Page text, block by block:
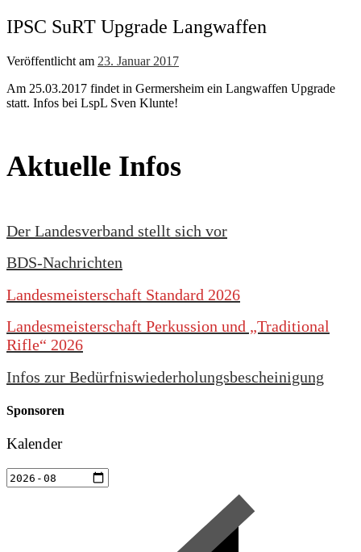
IPSC SuRT Upgrade Langwaffen
Veröffentlicht am 23. Januar 2017
Am 25.03.2017 findet in Germersheim ein Langwaffen Upgrade
statt. Infos bei LspL Sven Klunte!
Aktuelle Infos
Der Landesverband stellt sich vor
BDS-Nachrichten
Landesmeisterschaft Standard 2026
Landesmeisterschaft Perkussion und „Traditional
Rifle“ 2026
Infos zur Bedürfniswiederholungsbescheinigung
Sponsoren
Kalender